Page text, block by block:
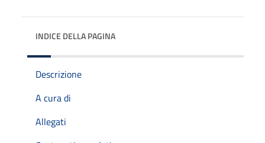
INDICE DELLA PAGINA
Descrizione
A cura di
Allegati